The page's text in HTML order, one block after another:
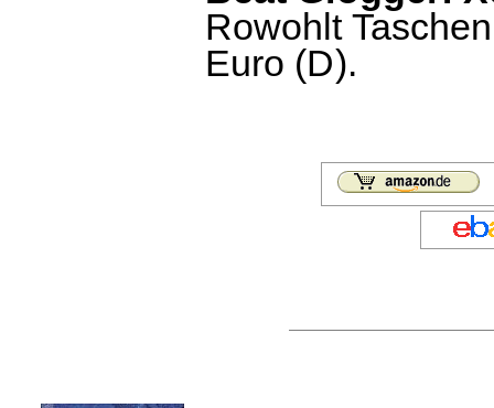
Rowohlt
Euro (D).